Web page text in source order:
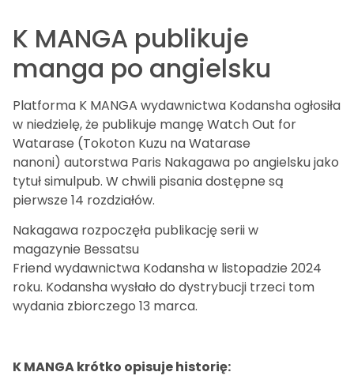
K MANGA publikuje
manga po angielsku
Platforma K MANGA wydawnictwa Kodansha ogłosiła
w niedzielę, że publikuje mangę Watch Out for
Watarase (Tokoton Kuzu na Watarase
nanoni) autorstwa Paris Nakagawa po angielsku jako
tytuł simulpub. W chwili pisania dostępne są
pierwsze 14 rozdziałów.
Nakagawa rozpoczęła publikację serii w
magazynie Bessatsu
Friend wydawnictwa Kodansha w listopadzie 2024
roku. Kodansha wysłało do dystrybucji trzeci tom
wydania zbiorczego 13 marca.
K MANGA krótko opisuje historię: